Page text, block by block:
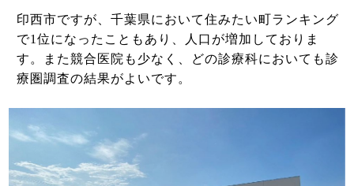
印西市ですが、千葉県において住みたい町ランキング
で1位になったこともあり、人口が増加しておりま
す。また競合医院も少なく、どの診療科においても診
療圏調査の結果がよいです。